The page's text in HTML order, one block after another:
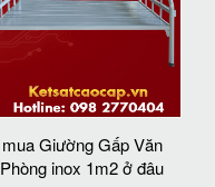
mua Giường Gấp Văn
Phòng inox 1m2 ở đâu